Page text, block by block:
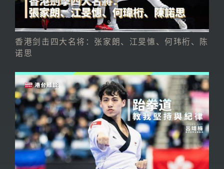
香港剑击四大名将：张家朗、江旻憓、何玮桁、陈
诺思